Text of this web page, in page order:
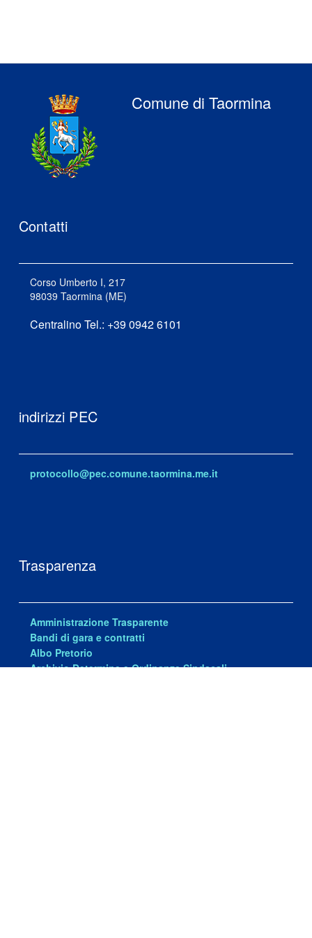
Comune di Taormina
Contatti
Corso Umberto I, 217
98039 Taormina (ME)
Centralino Tel.: +39 0942 6101
indirizzi PEC
protocollo@pec.comune.taormina.me.it
Trasparenza
Amministrazione Trasparente
Bandi di gara e contratti
Albo Pretorio
Archivio Determine e Ordinanze Sindacali